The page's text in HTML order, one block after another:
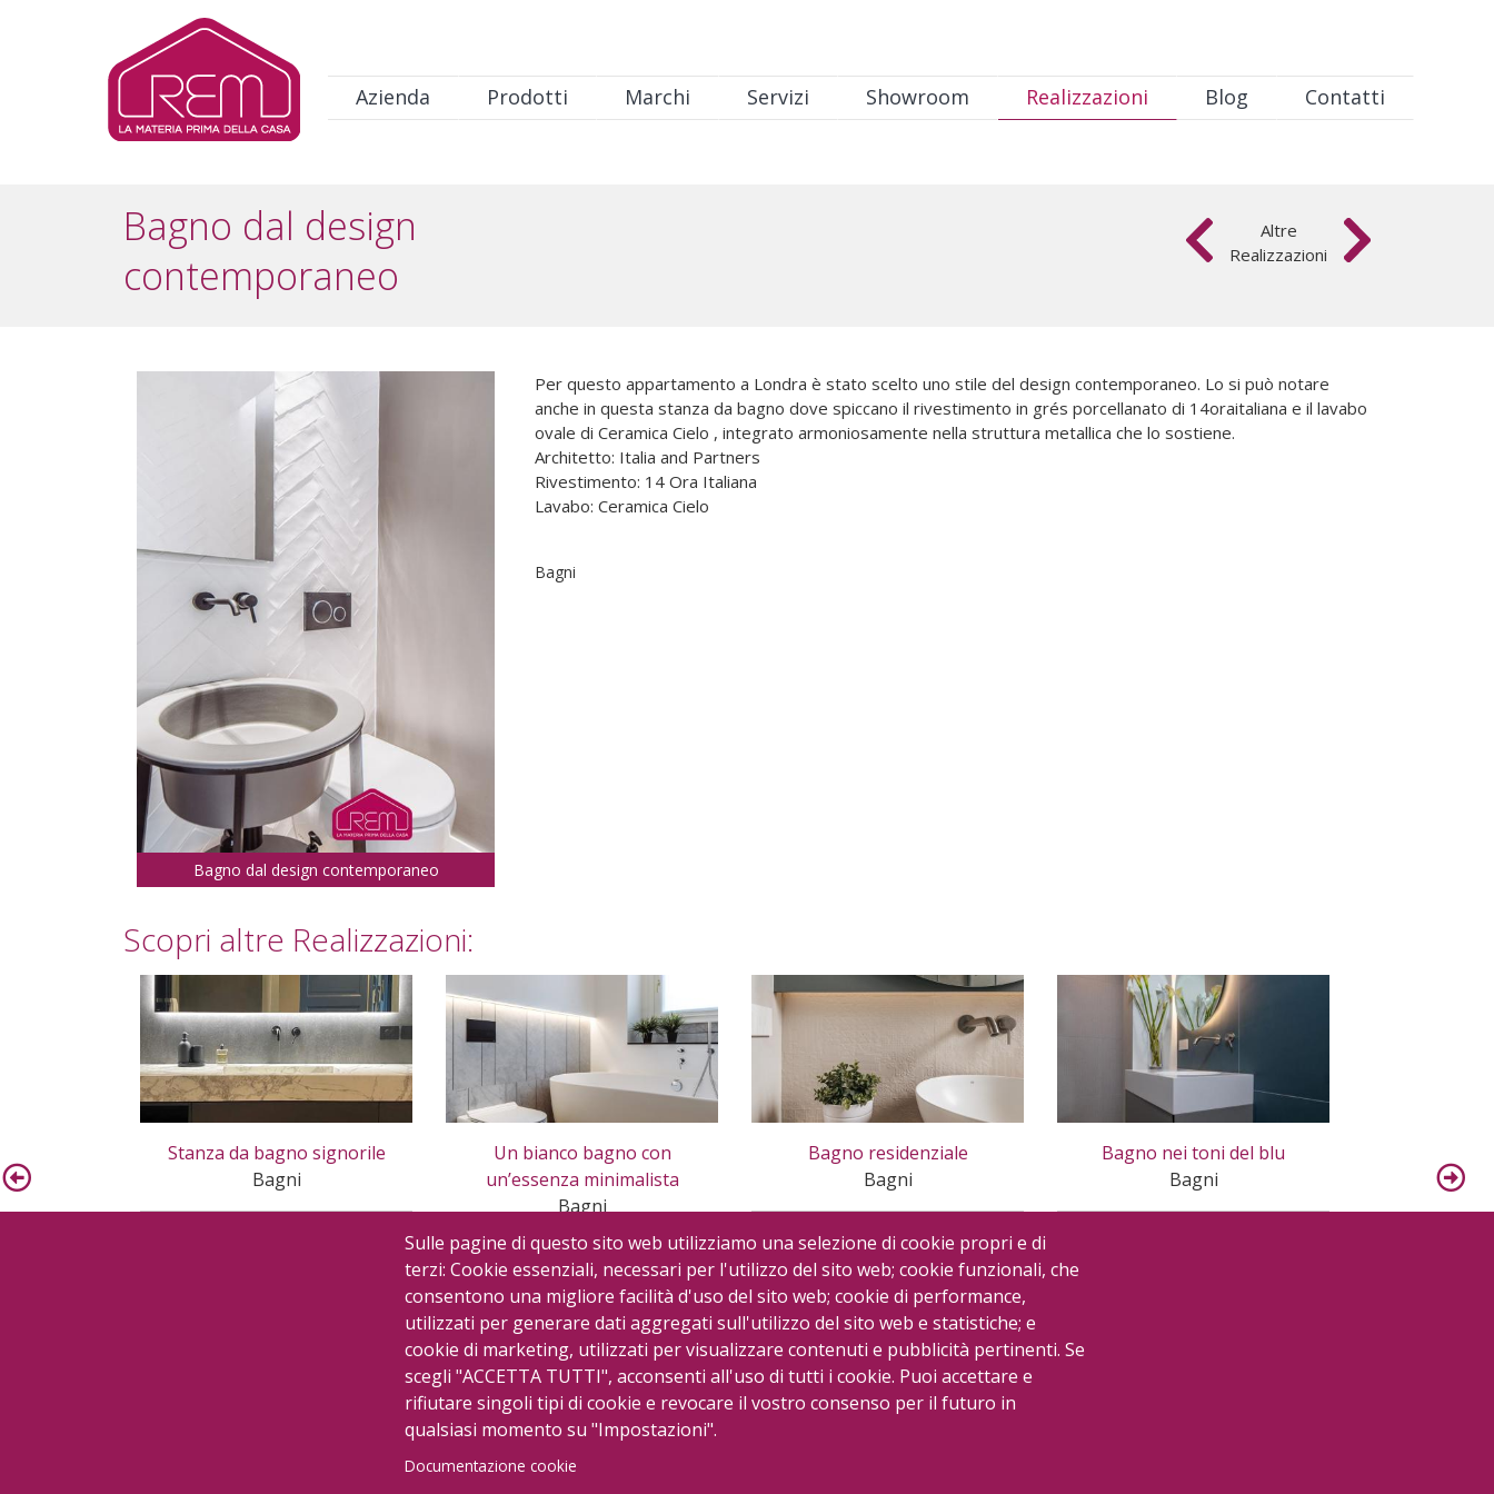
Salta al contenuto principale
Navigazione principale
Azienda Prodotti Marchi Servizi Showroom Realizzazioni Blog Contatti
Bagno dal design
contemporaneo
Altre
Realizzazioni
Bagno dal design contemporaneo
Per questo appartamento a Londra è stato scelto uno stile del design contemporaneo. Lo si può notare
anche in questa stanza da bagno dove spiccano il rivestimento in grés porcellanato di 14oraitaliana e il lavabo
ovale di Ceramica Cielo , integrato armoniosamente nella struttura metallica che lo sostiene.
Architetto: Italia and Partners
Rivestimento: 14 Ora Italiana
Lavabo: Ceramica Cielo
Bagni
Scopri altre Realizzazioni:
Stanza da bagno signorile
Bagni
Un bianco bagno con
un’essenza minimalista
Bagni
Bagno residenziale
Bagni
Bagno nei toni del blu
Bagni
Sulle pagine di questo sito web utilizziamo una selezione di cookie propri e di
terzi: Cookie essenziali, necessari per l'utilizzo del sito web; cookie funzionali, che
consentono una migliore facilità d'uso del sito web; cookie di performance,
utilizzati per generare dati aggregati sull'utilizzo del sito web e statistiche; e
cookie di marketing, utilizzati per visualizzare contenuti e pubblicità pertinenti. Se
scegli "ACCETTA TUTTI", acconsenti all'uso di tutti i cookie. Puoi accettare e
rifiutare singoli tipi di cookie e revocare il vostro consenso per il futuro in
qualsiasi momento su "Impostazioni".
Documentazione cookie